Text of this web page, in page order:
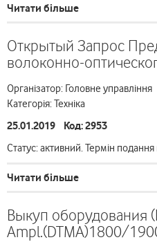
Читати більше
Открытый Запрос
волоконно-
Організатор: Головне управління
Категорія: Техніка
25.01.2019 Код: 2953
Статус: активний. Термін
Читати більше
Выкуп оборудования
Ampl.(DTMA)1800/